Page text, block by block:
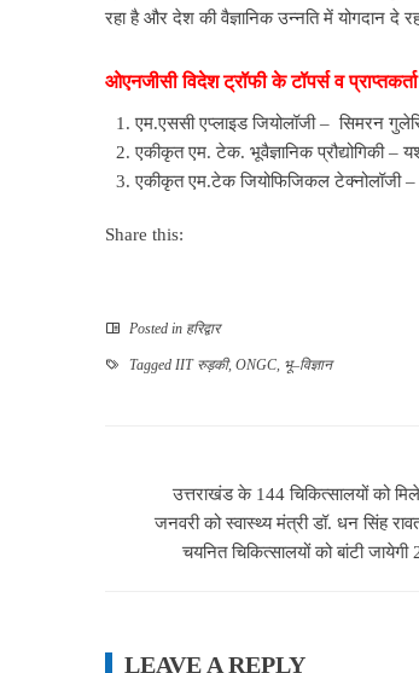
रहा है और देश की वैज्ञानिक उन्नति में योगदान दे
ओएनजीसी विदेश ट्रॉफी के टॉपर्स व प्राप्तकर्ता
एम.एससी एप्लाइड जियोलॉजी – सिमरन
एकीकृत एम. टेक. भूवैज्ञानिक प्रौद्योगिकी
एकीकृत एम.टेक जियोफिजिकल टेक्नोलॉजी
Share this:
Posted in हरिद्वार
Tagged IIT रुड़की, ONGC, भू–विज्ञान
उत्तराखंड के 144 चिकित्सालयों को
जनवरी को स्वास्थ्य मंत्री डॉ. धन सिंह
चयनित चिकित्सालयों को बांटी
LEAVE A REPLY